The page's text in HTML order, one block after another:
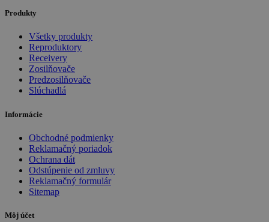
Produkty
Všetky produkty
Reproduktory
Receivery
Zosilňovače
Predzosilňovače
Slúchadlá
Informácie
Obchodné podmienky
Reklamačný poriadok
Ochrana dát
Odstúpenie od zmluvy
Reklamačný formulár
Sitemap
Môj účet